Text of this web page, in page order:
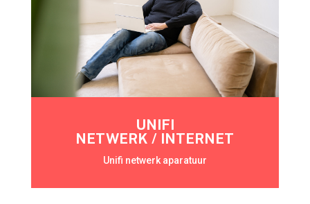
UNIFI
NETWERK / INTERNET
Unifi netwerk aparatuur